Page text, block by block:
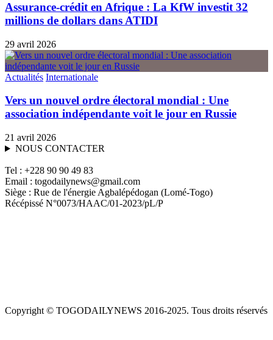
Assurance-crédit en Afrique : La KfW investit 32
millions de dollars dans ATIDI
29 avril 2026
Actualités Internationale
Vers un nouvel ordre électoral mondial : Une
association indépendante voit le jour en Russie
21 avril 2026
NOUS CONTACTER
Tel : +228 90 90 49 83
Email : togodailynews@gmail.com
Siège : Rue de l'énergie Agbalépédogan (Lomé-Togo)
Récépissé N°0073/HAAC/01-2023/pL/P
Copyright © TOGODAILYNEWS 2016-2025. Tous droits réservés